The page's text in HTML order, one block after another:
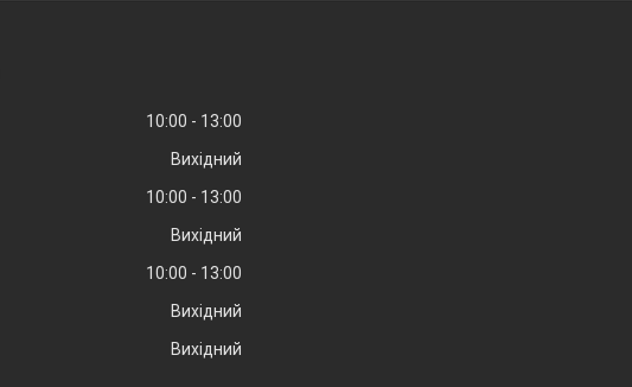
10:00
13:00
Вихідний
10:00
13:00
Вихідний
10:00
13:00
Вихідний
Вихідний